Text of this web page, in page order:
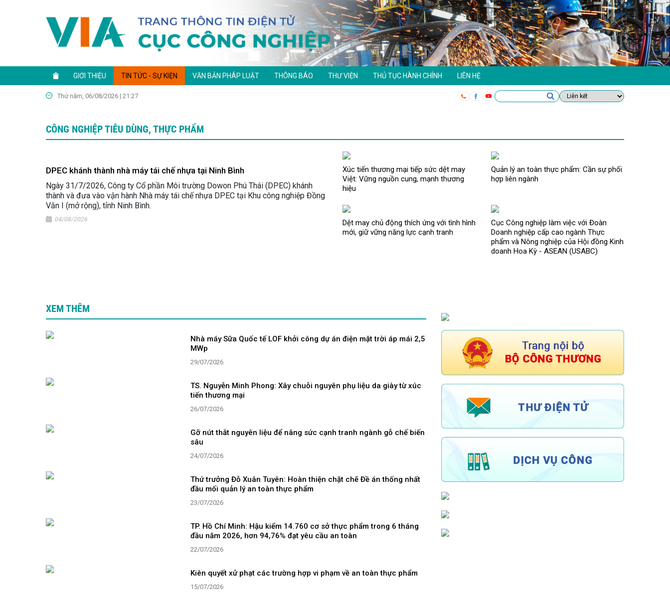
GIỚI THIỆU TIN TỨC - SỰ KIỆN VĂN BẢN PHÁP LUẬT THÔNG BÁO THƯ VIỆN THỦ TỤC HÀNH CHÍNH LIÊN HỆ
Thứ năm, 06/08/2026 | 21:27
CÔNG NGHIỆP TIÊU DÙNG, THỰC PHẨM
DPEC khánh thành nhà máy tái chế nhựa tại Ninh Bình
Ngày 31/7/2026, Công ty Cổ phần Môi trường Dowon Phú Thái (DPEC) khánh
thành và đưa vào vận hành Nhà máy tái chế nhựa DPEC tại Khu công nghiệp Đồng
Văn I (mở rộng), tỉnh Ninh Bình.
04/08/2026
Xúc tiến thương mại tiếp sức dệt may
Việt: Vững nguồn cung, mạnh thương
hiệu
Quản lý an toàn thực phẩm: Cần sự phối
hợp liên ngành
Dệt may chủ động thích ứng với tình hình
mới, giữ vững năng lực cạnh tranh
Cục Công nghiệp làm việc với Đoàn
Doanh nghiệp cấp cao ngành Thực
phẩm và Nông nghiệp của Hội đồng Kinh
doanh Hoa Kỳ - ASEAN (USABC)
XEM THÊM
Nhà máy Sữa Quốc tế LOF khởi công dự án điện mặt trời áp mái 2,5
MWp
29/07/2026
TS. Nguyễn Minh Phong: Xây chuỗi nguyên phụ liệu da giày từ xúc
tiến thương mại
26/07/2026
Gỡ nút thắt nguyên liệu để nâng sức cạnh tranh ngành gỗ chế biến
sâu
24/07/2026
Thứ trưởng Đỗ Xuân Tuyên: Hoàn thiện chặt chẽ Đề án thống nhất
đầu mối quản lý an toàn thực phẩm
23/07/2026
TP. Hồ Chí Minh: Hậu kiểm 14.760 cơ sở thực phẩm trong 6 tháng
đầu năm 2026, hơn 94,76% đạt yêu cầu an toàn
22/07/2026
Kiên quyết xử phạt các trường hợp vi phạm về an toàn thực phẩm
15/07/2026